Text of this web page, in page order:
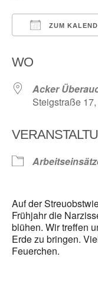
ZUM
WO
Acker
Steigstraße
Auf der
Frühjahr die
blühen. Wir treffen
Erde zu bringen.
Feuerchen.